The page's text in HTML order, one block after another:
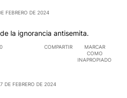
FEBRERO DE 2024
la ignorancia antisemita.
0 COMPARTIR
MARCAR
COMO
INAPROPIADO
DE FEBRERO DE 2024